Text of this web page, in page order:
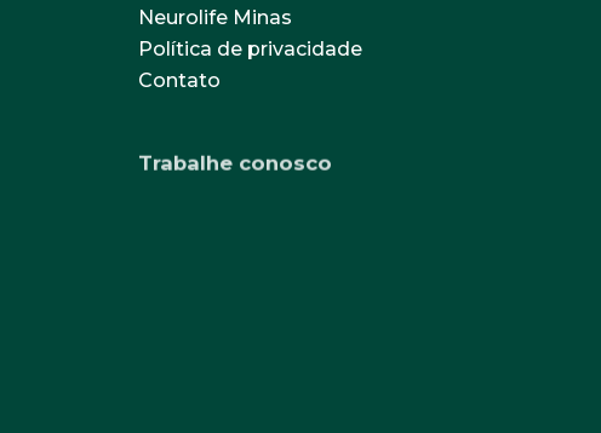
Neurolife Minas
Política de privacidade
Contato
Trabalhe conosco